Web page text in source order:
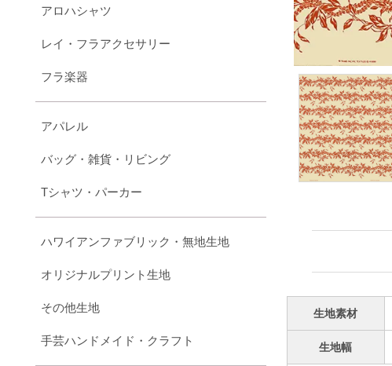
生地素材
生地幅
アロハシャツ
レイ・フラアクセサリー
フラ楽器
アパレル
バッグ・雑貨・リビング
Tシャツ・パーカー
ハワイアンファブリック・無地生地
オリジナルプリント生地
その他生地
手芸ハンドメイド・クラフト